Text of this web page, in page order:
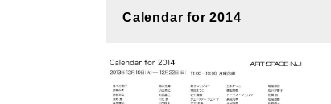
Calendar for 2014